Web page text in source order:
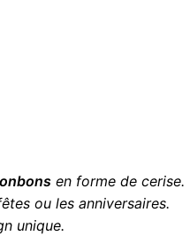
en forme de cerise.
ou les anniversaires.
unique.